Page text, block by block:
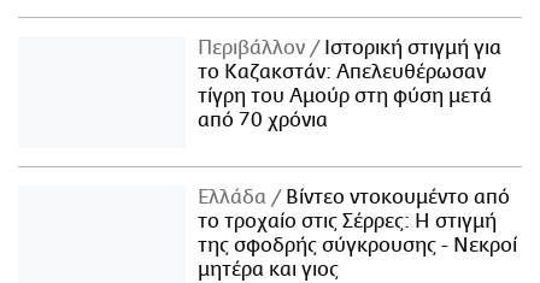
Περιβάλλον
Ιστορική στιγμή για
το Καζακστάν: Απελευθέρωσαν
τίγρη του Αμούρ στη φύση μετά
από 70 χρόνια
Ελλάδα
Βίντεο ντοκουμέντο από
το τροχαίο στις Σέρρες: Η στιγμή
της σφοδρής σύγκρουσης - Νεκροί
μητέρα και γιος